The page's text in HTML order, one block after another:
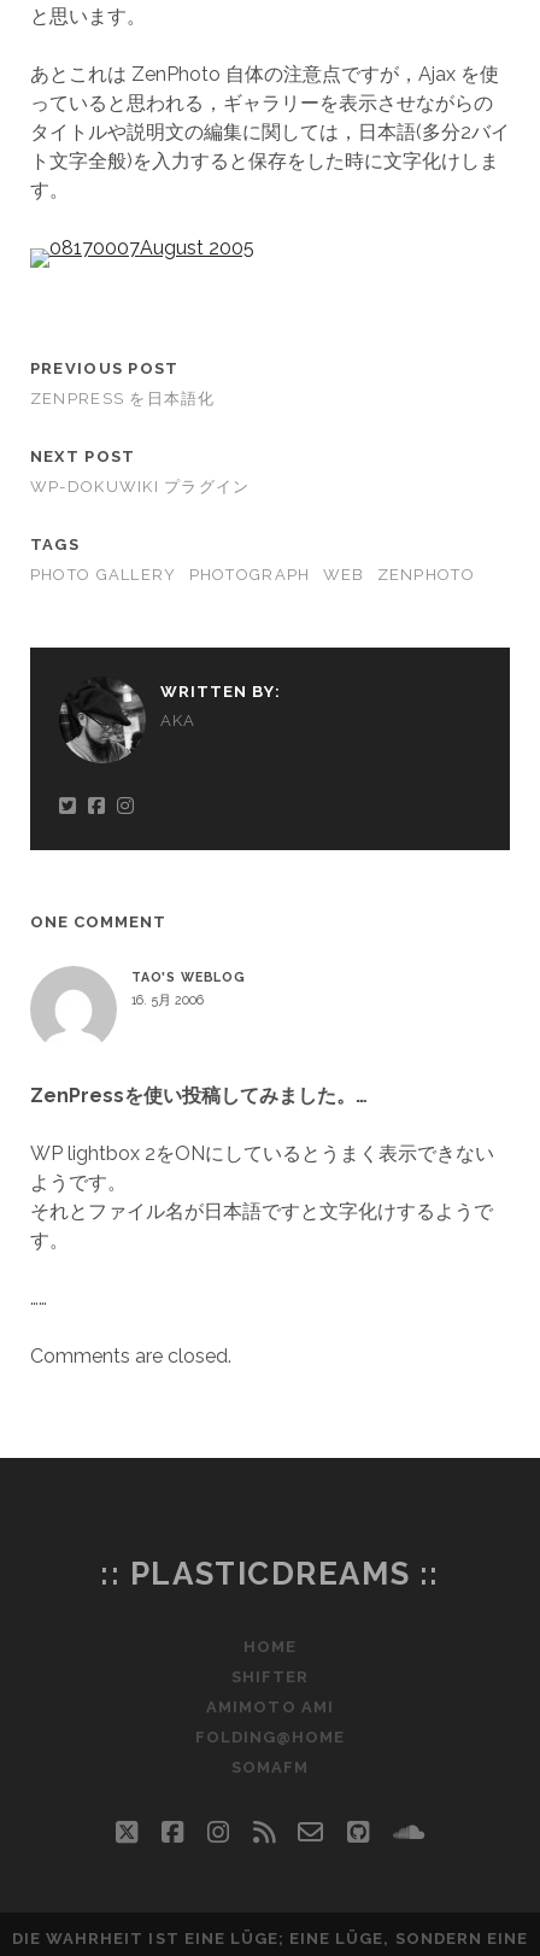
と思います。
あとこれは ZenPhoto 自体の注意点ですが，Ajax を使
っていると思われる，ギャラリーを表示させながらの
タイトルや説明文の編集に関しては，日本語(多分2バイ
ト文字全般)を入力すると保存をした時に文字化けしま
す。
August 2005
PREVIOUS POST
ZENPRESS を日本語化
NEXT POST
WP-DOKUWIKI プラグイン
TAGS
PHOTO GALLERY
PHOTOGRAPH WEB ZENPHOTO
WRITTEN BY:
AKA
ONE COMMENT
TAO'S WEBLOG
16. 5月 2006
ZenPressを使い投稿してみました。…
WP lightbox 2をONにしているとうまく表示できない
ようです。
それとファイル名が日本語ですと文字化けするようで
す。
……
Comments are closed.
:: PLASTICDREAMS ::
HOME
SHIFTER
AMIMOTO AMI
FOLDING@HOME
SOMAFM
twitterfacebookinstagram
rss email-github
DIE WAHRHEIT IST EINE LÜGE; EINE LÜGE, SONDERN EINE